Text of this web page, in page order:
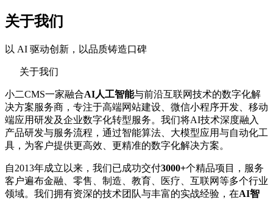
关于我们
以 AI 驱动创新，以品质铸造口碑
关于我们
小二CMS一家融合AI人工智能与前沿互联网技术的数字化解
决方案服务商，专注于高端网站建设、微信小程序开发、移动
端应用研发及企业数字化转型服务。我们将AI技术深度融入
产品研发与服务流程，通过智能算法、大模型应用与自动化工
具，为客户提供更高效、更精准的数字化解决方案。
自2013年成立以来，我们已成功交付3000+个精品项目，服务
客户遍布金融、零售、制造、教育、医疗、互联网等多个行业
领域。我们拥有资深的技术团队与丰富的实战经验，在AI智